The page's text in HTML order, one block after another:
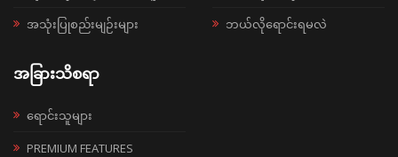
အသုံးပြုစည်းမျဉ်းများ ဘယ်လိုရောင်းရမလဲ
အခြားသိစရာ
ရောင်းသူများ
PREMIUM FEATURES